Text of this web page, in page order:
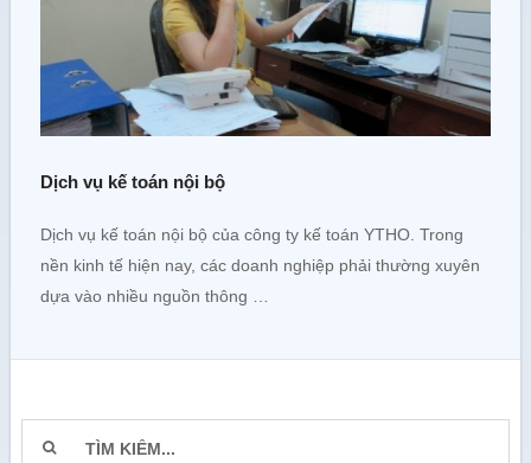
Dịch vụ kế toán nội bộ
Dịch vụ kế toán nội bộ của công ty kế toán YTHO. Trong
nền kinh tế hiện nay, các doanh nghiệp phải thường xuyên
dựa vào nhiều nguồn thông …